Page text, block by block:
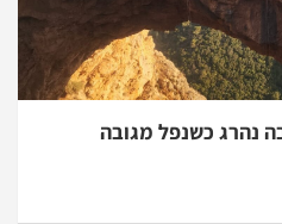
נהרג כשנפל מגובה